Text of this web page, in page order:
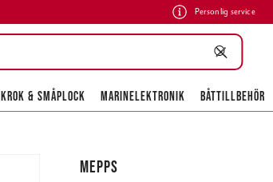
Personlig service
KROK & SMÅPLOCK MARINELEKTRONIK BÅTTILLBEHÖR
Mepps